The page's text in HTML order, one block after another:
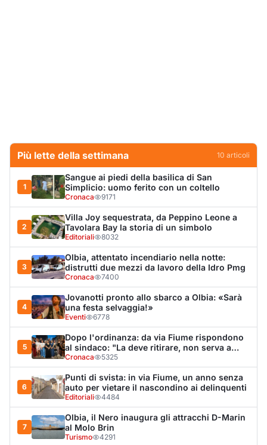
Più lette della settimana 10 articoli
1
Sangue ai piedi della basilica di San
Simplicio: uomo ferito con un coltello
Cronaca 9171
2
Villa Joy sequestrata, da Peppino Leone a
Tavolara Bay la storia di un simbolo
Editoriali 8032
3
Olbia, attentato incendiario nella notte:
distrutti due mezzi da lavoro della Idro Pmg
Cronaca 7400
4
Jovanotti pronto allo sbarco a Olbia: «Sarà
una festa selvaggia!»
Eventi 6778
5
Dopo l'ordinanza: da via Fiume rispondono
al sindaco: "La deve ritirare, non serva a
nulla"
Cronaca 5325
6
Punti di svista: in via Fiume, un anno senza
auto per vietare il nascondino ai delinquenti
Editoriali 4484
7
Olbia, il Nero inaugura gli attracchi D-Marin
al Molo Brin
Turismo 4291